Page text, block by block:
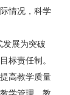
情况，科学
展为突破
标责任制。
高教学质量